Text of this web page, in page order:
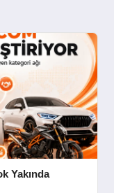
Yakında